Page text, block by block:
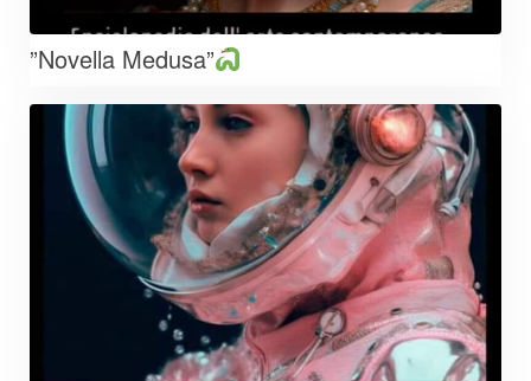
”Novella Medusa”